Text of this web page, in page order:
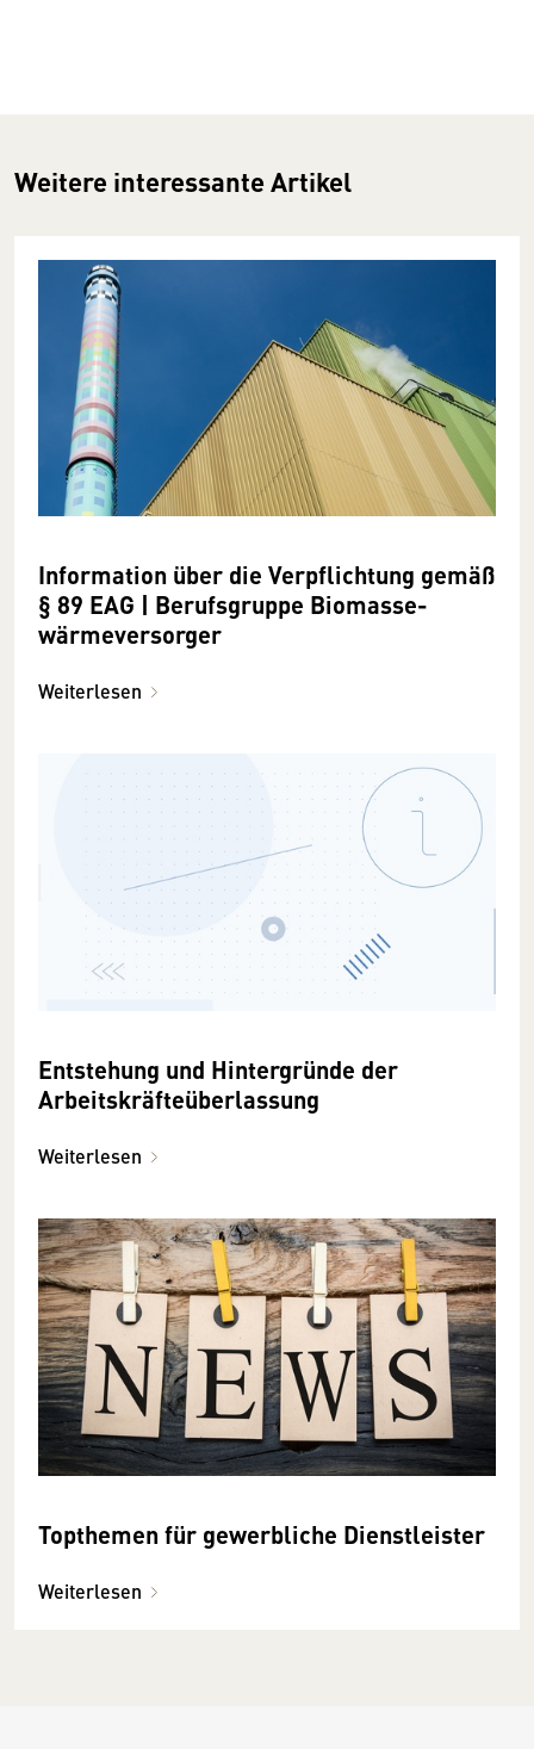
Weitere interessante Artikel
Information über die Verpflichtung gemäß
§ 89 EAG | Berufsgruppe Biomasse­
wärme­versorger
Weiterlesen
Entstehung und Hintergründe der
Arbeitskräfteüberlassung
Weiterlesen
Topthemen für gewerbliche Dienstleister
Weiterlesen